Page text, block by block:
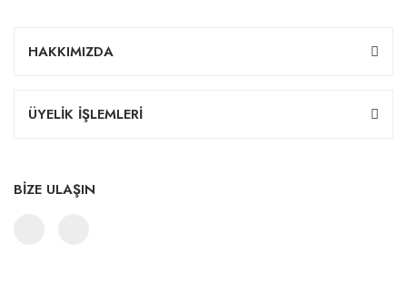
HAKKIMIZDA
ÜYELİK İŞLEMLERİ
BİZE ULAŞIN